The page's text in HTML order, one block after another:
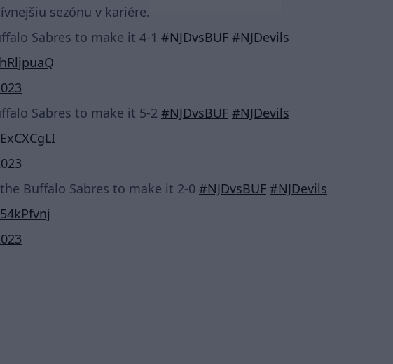
sezónu v kariére.
Sabres to make it 4-1 #NJDvsBUF #NJDevils
Sabres to make it 5-2 #NJDvsBUF #NJDevils
Buffalo Sabres to make it 2-0 #NJDvsBUF #NJDevils